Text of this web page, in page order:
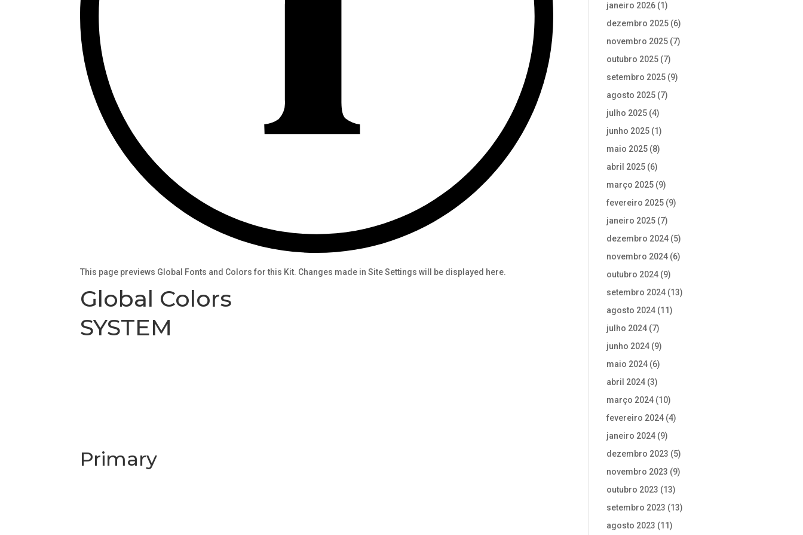
This page previews Global Fonts and Colors for this Kit. Changes made in Site Settings will be displayed here.
Global Colors
SYSTEM
Primary
janeiro 2026 (1)
dezembro 2025 (6)
novembro 2025 (7)
outubro 2025 (7)
setembro 2025 (9)
agosto 2025 (7)
julho 2025 (4)
junho 2025 (1)
maio 2025 (8)
abril 2025 (6)
março 2025 (9)
fevereiro 2025 (9)
janeiro 2025 (7)
dezembro 2024 (5)
novembro 2024 (6)
outubro 2024 (9)
setembro 2024 (13)
agosto 2024 (11)
julho 2024 (7)
junho 2024 (9)
maio 2024 (6)
abril 2024 (3)
março 2024 (10)
fevereiro 2024 (4)
janeiro 2024 (9)
dezembro 2023 (5)
novembro 2023 (9)
outubro 2023 (13)
setembro 2023 (13)
agosto 2023 (11)